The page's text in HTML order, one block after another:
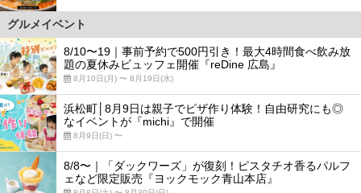
グルメイベント
8/10〜19｜事前予約で500円引き！最大4時間食べ飲み放
題の夏休みビュッフェ開催『reDine 広島』
8月10日(月) 〜 8月19日(水)
浜松町│8月9日は親子でピザ作り体験！自由研究にも◎
なイベントが『michi』で開催
8月9日(日) 〜
8/8〜｜「ダックワーズ」が復刻！ピスタチオ香るパルフ
ェなど限定販売『ヨックモック青山本店』